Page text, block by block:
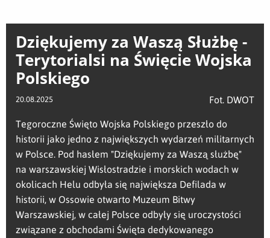
Dziękujemy za Waszą Służbę -
Terytorialsi na Święcie Wojska
Polskiego
20.08.2025 Fot. DWOT
Tegoroczne Święto Wojska Polskiego przeszło do
historii jako jedno z największych wydarzeń militarnych
w Polsce. Pod hasłem "Dziękujemy za Waszą służbę"
na warszawskiej Wisłostradzie i morskich wodach w
okolicach Helu odbyła się największa Defilada w
historii, w Ossowie otwarto Muzeum Bitwy
Warszawskiej, w całej Polsce odbyły się uroczystości
związane z obchodami Święta dedykowanego